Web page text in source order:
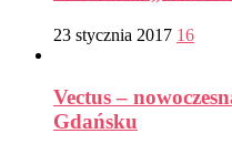
23 stycznia 2017 16
Vectus –
Gdańsku